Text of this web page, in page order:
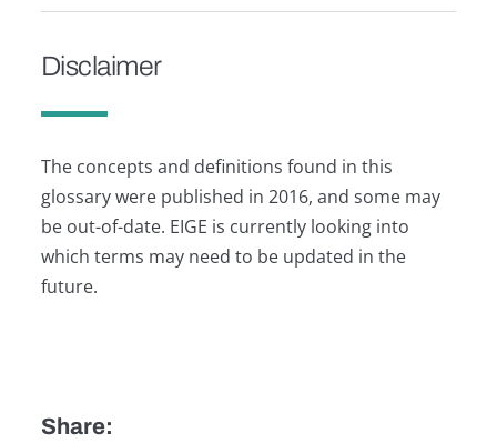
Disclaimer
The concepts and definitions found in this
glossary were published in 2016, and some may
be out-of-date. EIGE is currently looking into
which terms may need to be updated in the
future.
Share: